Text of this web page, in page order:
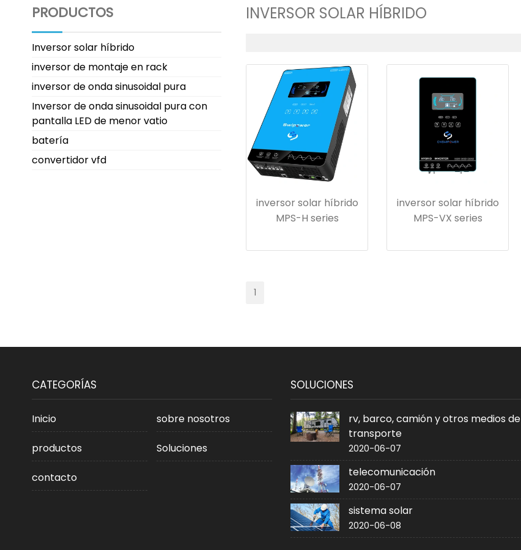
PRODUCTOS
Inversor solar híbrido
inversor de montaje en rack
inversor de onda sinusoidal pura
Inversor de onda sinusoidal pura con
pantalla LED de menor vatio
batería
convertidor vfd
INVERSOR SOLAR HÍBRIDO
inversor solar híbrido
MPS-H series
inversor solar híbrido
MPS-VX series
1
CATEGORÍAS
Inicio sobre nosotros
productos Soluciones
contacto
SOLUCIONES
rv, barco, camión y otros medios de
transporte
2020-06-07
telecomunicación
2020-06-07
sistema solar
2020-06-08